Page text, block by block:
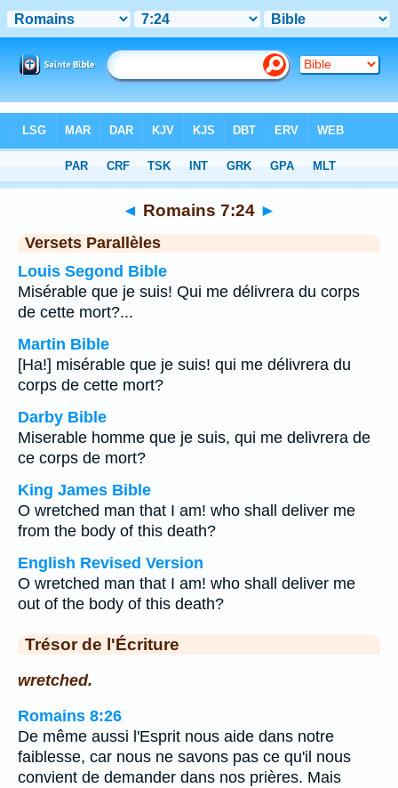
Chapitre 7 > Verset 24
◄ Romains 7:24 ►
Versets Parallèles
Louis Segond Bible
Misérable que je suis! Qui me délivrera du corps
de cette mort?...
Martin Bible
[Ha!] misérable que je suis! qui me délivrera du
corps de cette mort?
Darby Bible
Miserable homme que je suis, qui me delivrera de
ce corps de mort?
King James Bible
O wretched man that I am! who shall deliver me
from the body of this death?
English Revised Version
O wretched man that I am! who shall deliver me
out of the body of this death?
Trésor de l'Écriture
wretched.
Romains 8:26
De même aussi l'Esprit nous aide dans notre
faiblesse, car nous ne savons pas ce qu'il nous
convient de demander dans nos prières. Mais